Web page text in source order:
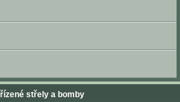
střely a bomby